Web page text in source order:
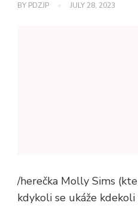
BY PDZJP JULY 28, 2023
/herečka Molly Sims
kdykoli se ukáže